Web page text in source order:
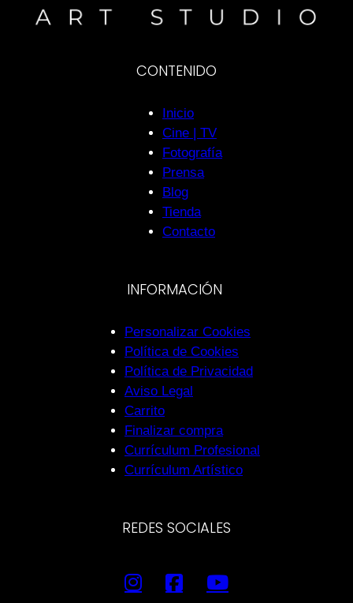
CONTENIDO
Inicio
Cine | TV
Fotografía
Prensa
Blog
Tienda
Contacto
INFORMACIÓN
Personalizar Cookies
Política de Cookies
Política de Privacidad
Aviso Legal
Carrito
Finalizar compra
Currículum Profesional
Currículum Artístico
REDES SOCIALES